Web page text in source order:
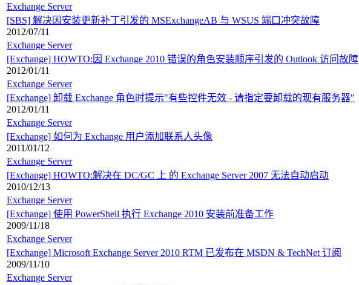
Exchange Server
[SBS] 解决因安装更新补丁引发的 MSExchangeAB 与 WSUS 端口冲突故障
2012/07/11
Exchange Server
[Exchange] HOWTO:因 Exchange 2010 错误的角色安装顺序引发的 Outlook 访问故障
2012/01/11
Exchange Server
[Exchange] 卸载 Exchange 角色时提示"有些控件无效 - 请指定要卸载的现有服务器"
2012/01/11
Exchange Server
[Exchange] 如何为 Exchange 用户添加联系人头像
2011/01/12
Exchange Server
[Exchange] HOWTO:解决在 DC/GC 上 的 Exchange Server 2007 无法自动启动
2010/12/13
Exchange Server
[Exchange] 使用 PowerShell 执行 Exchange 2010 安装前准备工作
2009/11/18
Exchange Server
[Exchange] Microsoft Exchange Server 2010 RTM 已发布在 MSDN & TechNet 订阅
2009/11/10
Exchange Server